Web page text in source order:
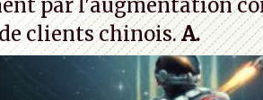
par l'augmentation
clients chinois.A.